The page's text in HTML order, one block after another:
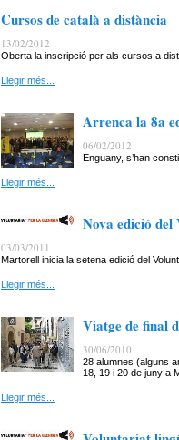
Cursos de català a distància
13/02/2012
Oberta la inscripció per als cursos a
Llegir més...
Arrenca la 8a
06/02/2012
Enguany, s’han
Llegir més...
Nova edició
03/03/2011
Martorell inicia la setena edició del
Llegir més...
Viatge de final
30/06/2010
28 alumnes (alguns
18, 19 i 20 de juny a
Llegir més...